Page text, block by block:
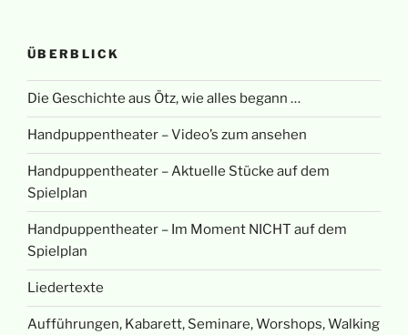
ÜBERBLICK
Die Geschichte aus Ötz, wie alles begann …
Handpuppentheater – Video’s zum ansehen
Handpuppentheater – Aktuelle Stücke auf dem
Spielplan
Handpuppentheater – Im Moment NICHT auf dem
Spielplan
Liedertexte
Aufführungen, Kabarett, Seminare, Worshops, Walking